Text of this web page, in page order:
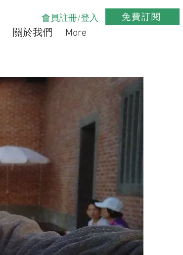
會員註冊/登入 免費訂閱
關於我們 More